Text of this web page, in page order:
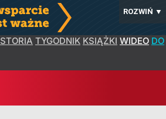
ROZWIŃ ▼
TYGODNIK KSIĄŻKI WIDEO DO